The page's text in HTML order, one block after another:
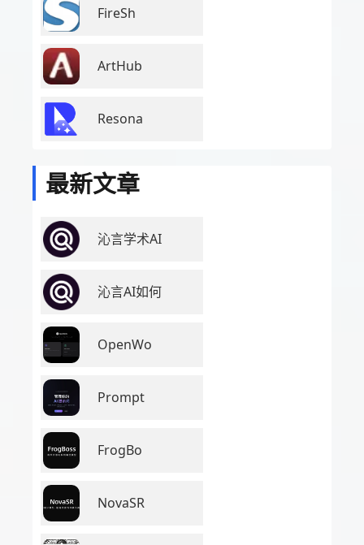
FireSh
ArtHub
Resona
最新文章
沁言学术AI
沁言AI如何
OpenWo
Prompt
FrogBo
NovaSR